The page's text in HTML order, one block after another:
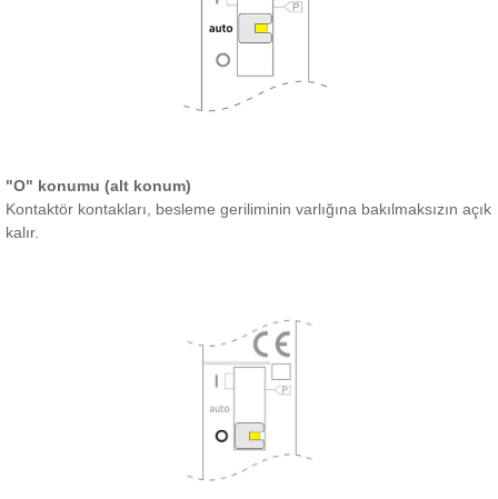
"O" konumu (alt konum)
Kontaktör kontakları, besleme geriliminin varlığına bakılmaksızın açık
kalır.